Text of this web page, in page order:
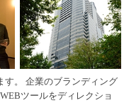
す。 企業のブランディング
ツールをディレクショ